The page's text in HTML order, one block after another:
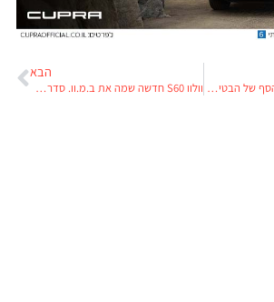
דעה: מי יציל את שומר הסף של הבטיחות בדרכים?
הבא
וולוו S60 חדשה שמה את ב.מ.וו. סדרה 3 על הכוונת